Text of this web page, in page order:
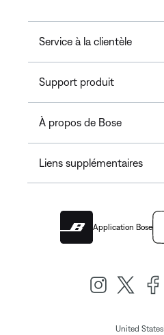
Service à la clientèle
Support produit
À propos de Bose
Liens supplémentaires
Application Bose
United States|